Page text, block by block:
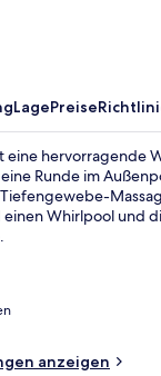
LagePreise
eine hervorragende
Runde im
Whirlpool und
anzeigen